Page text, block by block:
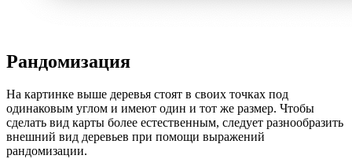
Рандомизация
На картинке выше деревья стоят в своих точках под
одинаковым углом и имеют один и тот же размер. Чтобы
сделать вид карты более естественным, следует разнообразить
внешний вид деревьев при помощи выражений
рандомизации.